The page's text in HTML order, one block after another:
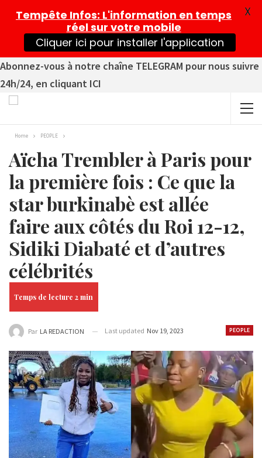
Abonnez-vous à notre chaîne TELEGRAM pour nous suivre
24h/24, en cliquant ICI
Home PEOPLE
Aïcha Trembler à Paris pour
la première fois : Ce que la
star burkinabè est allée
faire aux côtés du Roi 12-12,
Sidiki Diabaté et d’autres
célébrités
PEOPLE
Par LA REDACTION Last updated Nov 19, 2023
Tempête Infos: L'information en temps
réel sur votre mobile
Cliquer ici pour installer l'application
X